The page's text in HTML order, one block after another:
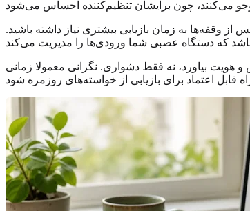
از وقفه‌ها به زمان بازیابی بیشتری نیاز داشته باشید.
بیاورد، نه فقط دشواری. نگرانی معمولا زمانی